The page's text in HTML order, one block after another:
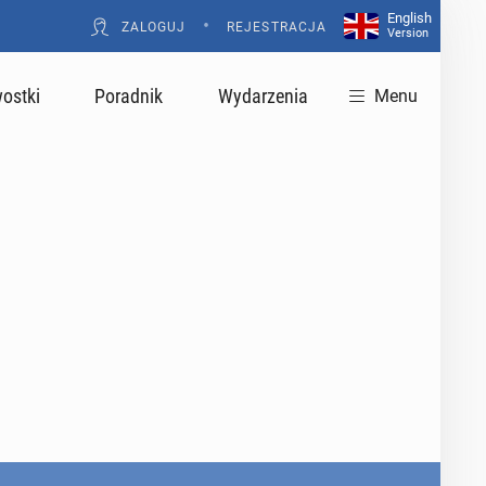
ZALOGUJ • REJESTRACJA
English
Version
Poradnik Wydarzenia Menu